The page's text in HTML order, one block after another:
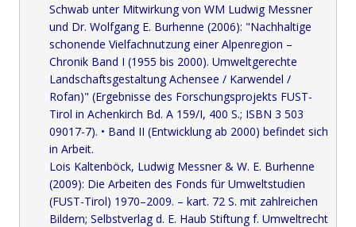
Schwab unter Mitwirkung von WM Ludwig Messner
und Dr. Wolfgang E. Burhenne (2006): "Nachhaltige
schonende Vielfachnutzung einer Alpenregion –
Chronik Band I (1955 bis 2000). Umweltgerechte
Landschaftsgestaltung Achensee / Karwendel /
Rofan)" (Ergebnisse des Forschungsprojekts FUST-
Tirol in Achenkirch Bd. A 159/I, 400 S.; ISBN 3 503
09017-7). • Band II (Entwicklung ab 2000) befindet sich
in Arbeit.
Lois Kaltenböck, Ludwig Messner & W. E. Burhenne
(2009): Die Arbeiten des Fonds für Umweltstudien
(FUST-Tirol) 1970–2009. – kart. 72 S. mit zahlreichen
Bildern; Selbstverlag d. E. Haub Stiftung f. Umweltrecht